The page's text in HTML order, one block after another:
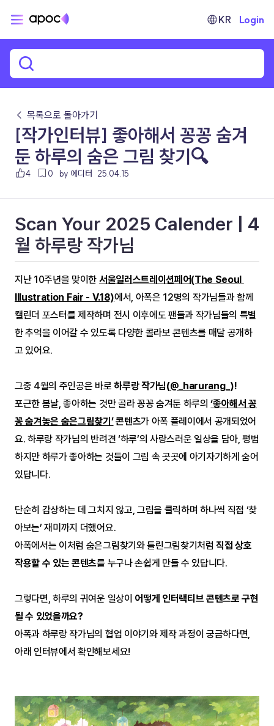
KR Login
← 목록으로 돌아가기
[작가인터뷰] 좋아해서 꽁꽁 숨겨
둔 하루의 숨은 그림 찾기🔍
4 0 by 에디터 25.04.15
Scan Your 2025 Calender | 4
월 하루랑 작가님
지난 10주년을 맞이한 서울일러스트레이션페어(The Seoul
Illustration Fair - V.18)에서, 아폭은 12명의 작가님들과 함께
캘린더 포스터를 제작하며 전시 이후에도 팬들과 작가님들의 특별
한 추억을 이어갈 수 있도록 다양한 콜라보 콘텐츠를 매달 공개하
고 있어요.
그중 4월의 주인공은 바로 하루랑 작가님(@_harurang_ )!
포근한 봄날, 좋아하는 것만 골라 꽁꽁 숨겨둔 하루의 ‘좋아해서 꽁
꽁 숨겨놓은 숨은그림찾기’ 콘텐츠가 아폭 플레이에서 공개되었어
요. 하루랑 작가님의 반려견 ‘하루’의 사랑스러운 일상을 담아, 평범
하지만 하루가 좋아하는 것들이 그림 속 곳곳에 아기자기하게 숨어
있답니다.
단순히 감상하는 데 그치지 않고, 그림을 클릭하며 하나씩 직접 ‘찾
아보는’ 재미까지 더했어요.
아폭에서는 이처럼 숨은그림찾기와 틀린그림찾기처럼 직접 상호
작용할 수 있는 콘텐츠를 누구나 손쉽게 만들 수 있답니다.
그렇다면, 하루의 귀여운 일상이 어떻게 인터랙티브 콘텐츠로 구현
될 수 있었을까요?
아폭과 하루랑 작가님의 협업 이야기와 제작 과정이 궁금하다면,
아래 인터뷰에서 확인해보세요!